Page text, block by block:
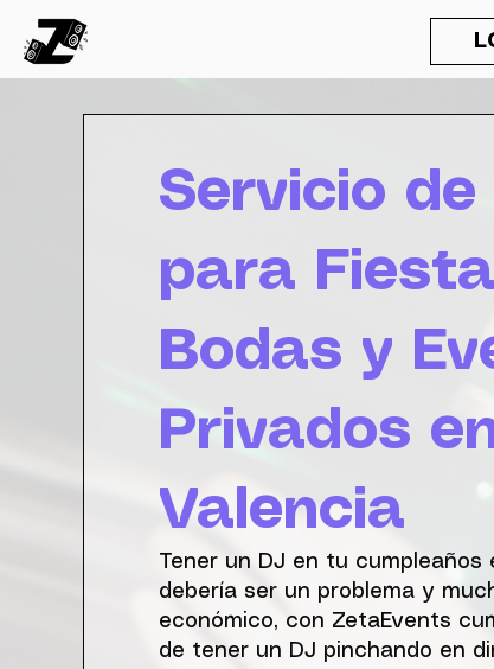
Servicio de
para
Bodas y
Privados
Valencia
Tener un DJ en tu cumpleaños
debería ser un problema y
económico, con ZetaEvents
de tener un DJ pinchando en